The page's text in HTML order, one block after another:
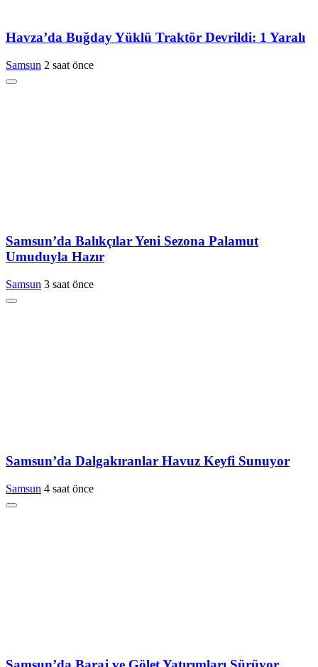
Havza’da Buğday Yüklü Traktör Devrildi: 1 Yaralı
Samsun 2 saat önce
Samsun’da Balıkçılar Yeni Sezona Palamut
Umuduyla Hazır
Samsun 3 saat önce
Samsun’da Dalgakıranlar Havuz Keyfi Sunuyor
Samsun 4 saat önce